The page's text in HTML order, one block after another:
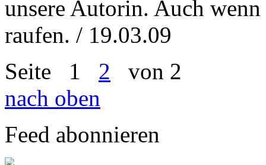
unsere Autorin. Auch
raufen. / 19.03.09
Seite 1 2 von 2
nach oben
Feed abonnieren